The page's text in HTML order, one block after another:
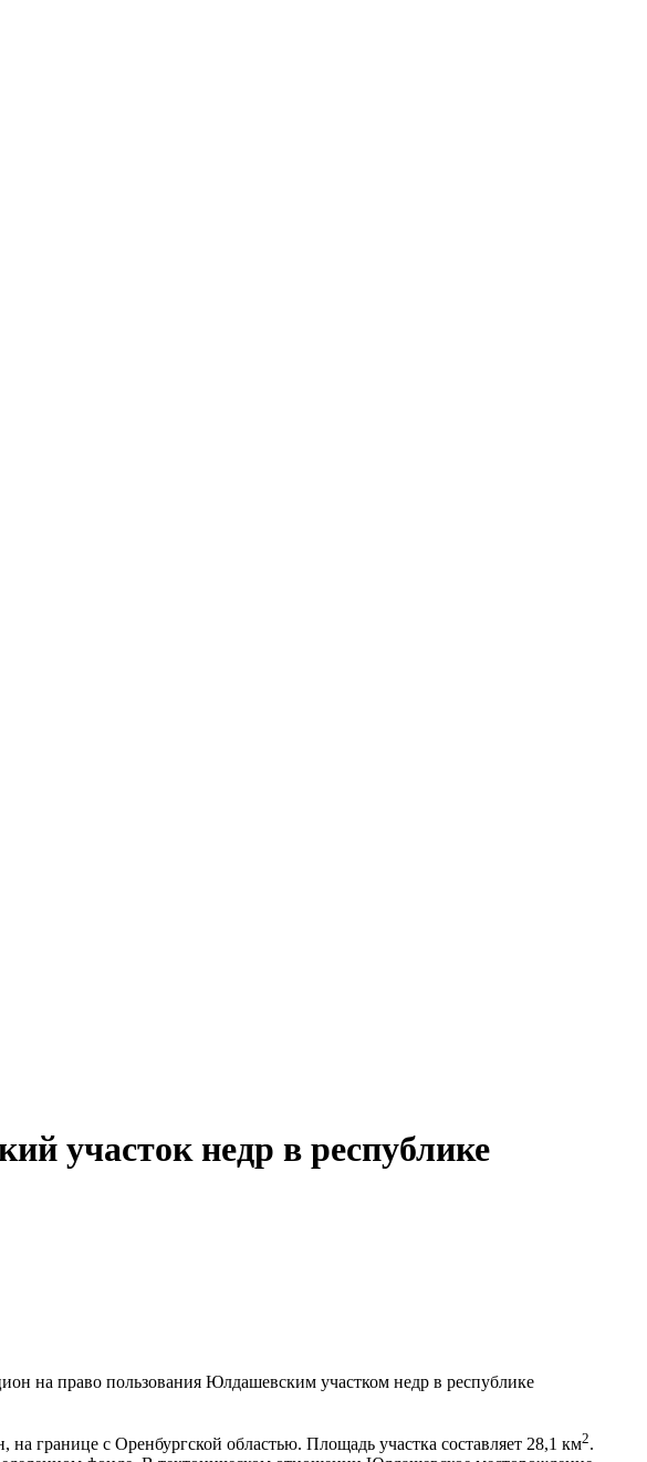
участок недр в республике
на право пользования Юлдашевским участком недр в республике
границе с Оренбургской областью. Площадь участка составляет 28,1 км2.